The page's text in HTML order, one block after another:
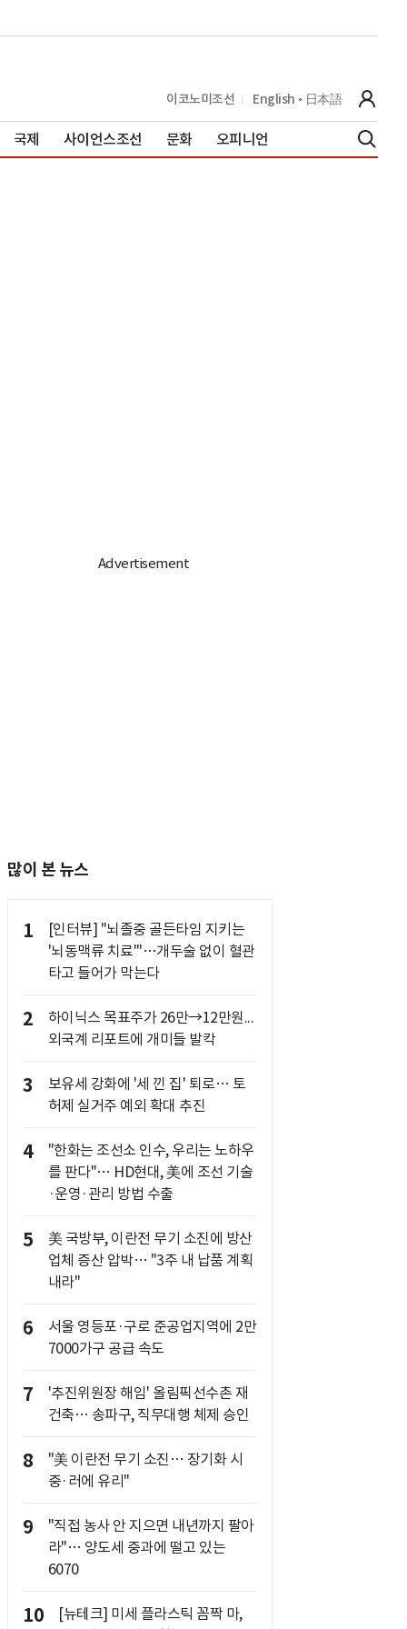
이코노미조선 English 日本語
국제 사이언스조선 문화 오피니언
많이 본 뉴스
1
[인터뷰] "뇌졸중 골든타임 지키는
'뇌동맥류 치료'"…개두술 없이 혈관
타고 들어가 막는다
2
하이닉스 목표주가 26만→12만원...
외국계 리포트에 개미들 발칵
3
보유세 강화에 '세 낀 집' 퇴로… 토
허제 실거주 예외 확대 추진
4
"한화는 조선소 인수, 우리는 노하우
를 판다"… HD현대, 美에 조선 기술
·운영·관리 방법 수출
5
美 국방부, 이란전 무기 소진에 방산
업체 증산 압박… "3주 내 납품 계획
내라"
6
서울 영등포·구로 준공업지역에 2만
7000가구 공급 속도
7
'추진위원장 해임' 올림픽선수촌 재
건축… 송파구, 직무대행 체제 승인
8
"美 이란전 무기 소진… 장기화 시
중·러에 유리"
9
"직접 농사 안 지으면 내년까지 팔아
라"… 양도세 중과에 떨고 있는
6070
10
[뉴테크] 미세 플라스틱 꼼짝 마,